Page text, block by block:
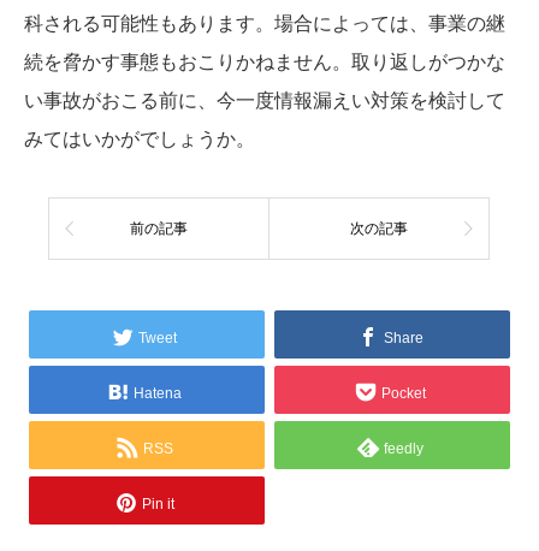
科される可能性もあります。場合によっては、事業の継
続を脅かす事態もおこりかねません。取り返しがつかな
い事故がおこる前に、今一度情報漏えい対策を検討して
みてはいかがでしょうか。
前の記事 次の記事
Tweet Share
Hatena Pocket
RSS feedly
Pin it